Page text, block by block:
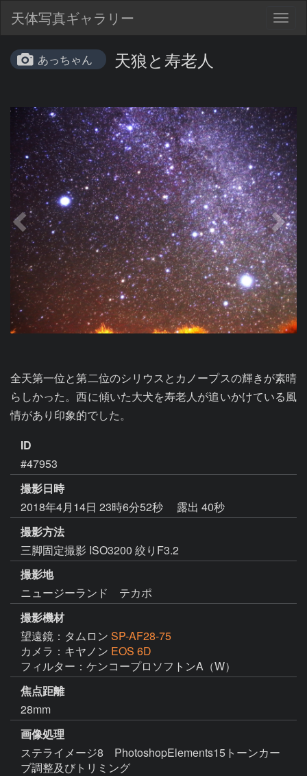
天体写真ギャラリー
あっちゃん 天狼と寿老人
全天第一位と第二位のシリウスとカノープスの輝きが素晴
らしかった。西に傾いた大犬を寿老人が追いかけている風
情があり印象的でした。
ID
#47953
撮影日時
2018年4月14日 23時6分52秒
露出 40秒
撮影方法
三脚固定撮影 ISO3200 絞りF3.2
撮影地
ニュージーランド テカポ
撮影機材
望遠鏡：タムロン SP-AF28-75
カメラ：キヤノン EOS 6D
フィルター：ケンコープロソフトンA（W）
焦点距離
28mm
画像処理
ステライメージ8　PhotoshopElements15トーンカー
ブ調整及びトリミング